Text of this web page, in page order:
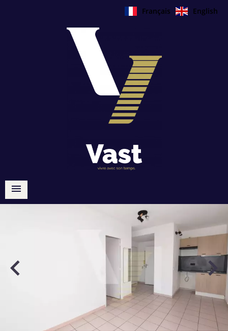
Français English